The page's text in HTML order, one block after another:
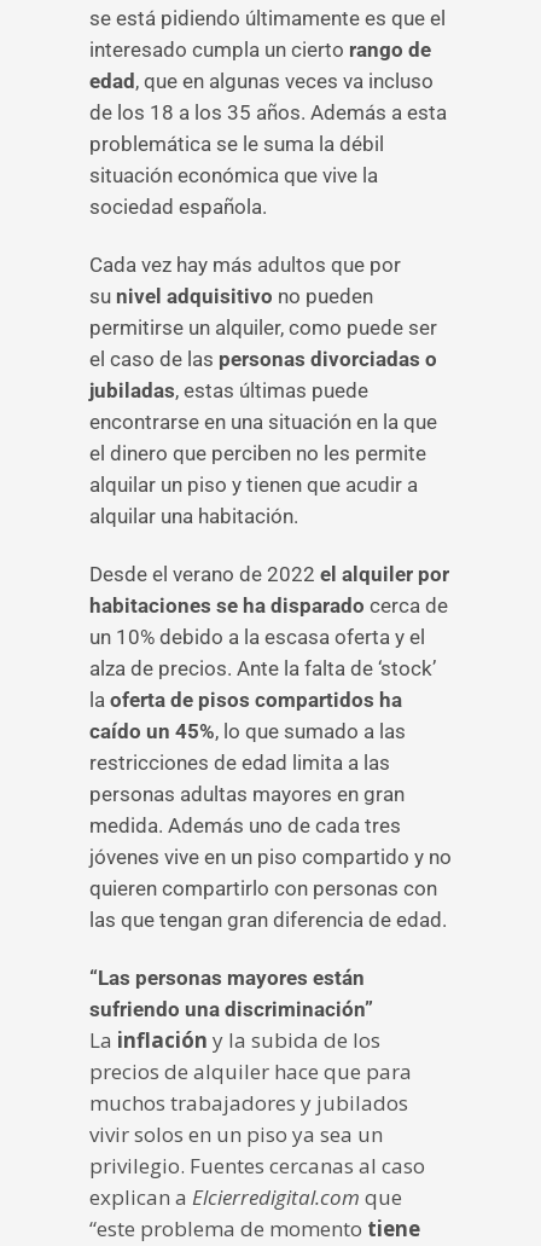
se está pidiendo últimamente es que el
interesado cumpla un cierto rango de
edad , que en algunas veces va incluso
de los 18 a los 35 años. Además a esta
problemática se le suma la débil
situación económica que vive la
sociedad española.
Cada vez hay más adultos que por
su nivel adquisitivo no pueden
permitirse un alquiler, como puede ser
el caso de las personas divorciadas o
jubiladas, estas últimas puede
encontrarse en una situación en la que
el dinero que perciben no les permite
alquilar un piso y tienen que acudir a
alquilar una habitación.
Desde el verano de 2022 el alquiler por
habitaciones se ha disparado cerca de
un 10% debido a la escasa oferta y el
alza de precios. Ante la falta de ‘stock’
la oferta de pisos compartidos ha
caído un 45%, lo que sumado a las
restricciones de edad limita a las
personas adultas mayores en gran
medida. Además uno de cada tres
jóvenes vive en un piso compartido y no
quieren compartirlo con personas con
las que tengan gran diferencia de edad.
“Las personas mayores están
sufriendo una discriminación”
La inflación y la subida de los
precios de alquiler hace que para
muchos trabajadores y jubilados
vivir solos en un piso ya sea un
privilegio. Fuentes cercanas al caso
explican a Elcierredigital.com que
“este problema de momento tiene